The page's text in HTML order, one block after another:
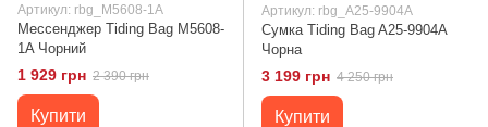
Артикул: rbg_M5608-1A
Мессенджер Tiding Bag M5608-
1A Чорний
1 929 грн 2 390 грн
Купити
Артикул: rbg_A25-9904A
Сумка Tiding Bag A25-9904A
Чорна
3 199 грн 4 250 грн
Купити